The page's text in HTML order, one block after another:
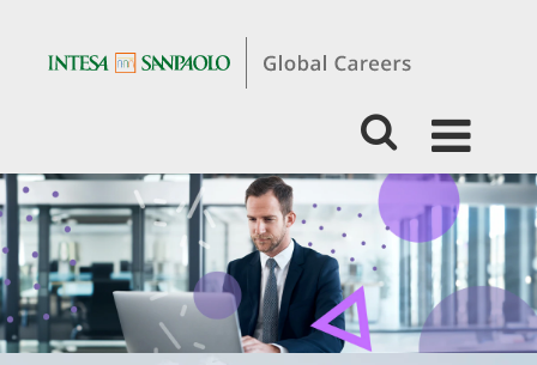
Experienced
-
Business
-
Asset
Management